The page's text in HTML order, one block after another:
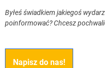
Byłeś świadkiem jakiegoś
poinformować? Chcesz
Napisz do nas!